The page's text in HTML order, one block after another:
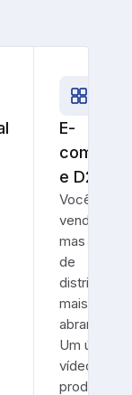
E-
e D2C
Você já
vende
mas
de
distribuição
mais
Um único
vídeo de
produto